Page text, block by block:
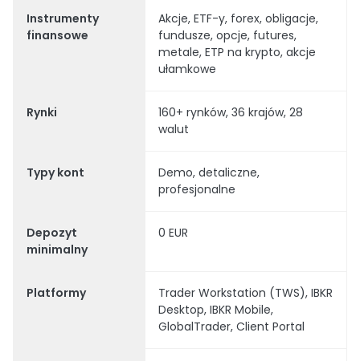
Instrumenty
finansowe
Akcje, ETF-y, forex, obligacje,
fundusze, opcje, futures,
metale, ETP na krypto, akcje
ułamkowe
Rynki
160+ rynków, 36 krajów, 28
walut
Typy kont
Demo, detaliczne,
profesjonalne
Depozyt
minimalny
0 EUR
Platformy
Trader Workstation (TWS), IBKR
Desktop, IBKR Mobile,
GlobalTrader, Client Portal